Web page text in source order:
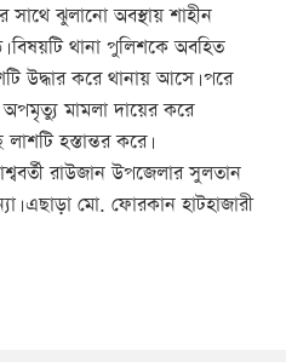
ঝুলানো অবস্থায় শাহীন
বিষয়টি থানা পুলিশকে অবহিত
উদ্ধার করে থানায় আসে। পরে
মামলা দায়ের করে
হস্তান্তর করে।
রাউজান উপজেলার সুলতান
এছাড়া মো. ফোরকান হাটহাজারী